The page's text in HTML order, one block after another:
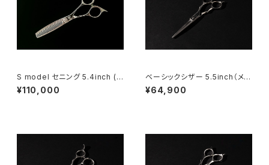
S model セニング 5.4inch (3
0%)
¥110,000
ベーシックシザー 5.5inch（メガ
ネ）
¥64,900